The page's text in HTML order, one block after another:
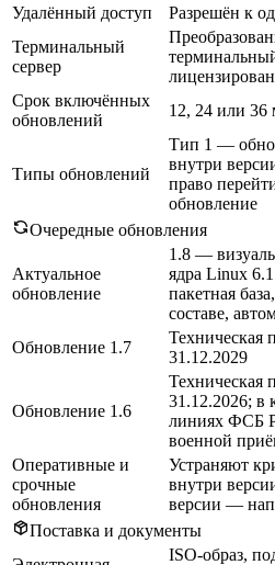
Удалённый доступ
Разрешён к
Терминальный
сервер
Срок включённых
обновлений
12, 24 или 36
Типы обновлений
Тип 1 —
внутри
право
обновление
Очередные обновления
Актуальное
обновление
1.8 —
ядра Linux
пакетная
составе,
Обновление 1.7
Техническая
31.12.2029
Обновление 1.6
Техническая
31.12.2026; в
линиях ФСБ
военной
Оперативные и
срочные
обновления
Устраняют
внутри
версии —
Поставка и документы
ISO-образ,